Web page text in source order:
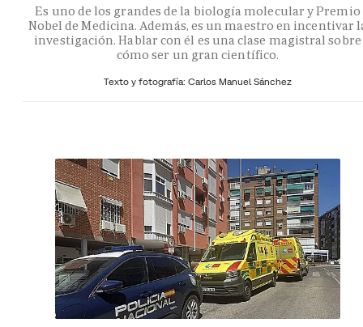
Es uno de los grandes de la biología molecular y Premio
Nobel de Medicina. Además, es un maestro en incentivar
investigación. Hablar con él es una clase magistral sobre
cómo ser un gran científico.
Texto y fotografía: Carlos Manuel Sánchez